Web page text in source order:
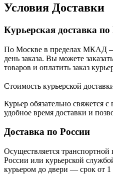
Условия Доставки
Курьерская доставка
По Москве в пределах МКАД —
день заказа. Вы можете
товаров и оплатить заказ
Стоимость курьерской
Курьер обязательно свяжется
удобное время доставки и
Доставка по России
Осуществляется
России или курьерской
курьером до двери — срок от 1